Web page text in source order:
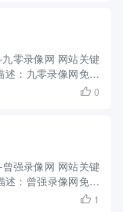
零录像网 网站关键
：九零录像网免费
意甲、法甲等五大联
 0
强录像网 网站关键
述：曾强录像网免费
总决赛录像回放完
 1